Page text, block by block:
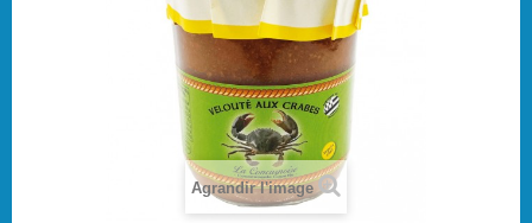
Agrandir l'image